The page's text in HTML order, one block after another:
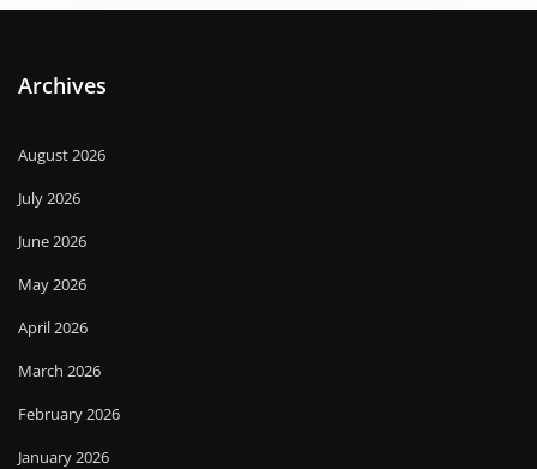
Archives
August 2026
July 2026
June 2026
May 2026
April 2026
March 2026
February 2026
January 2026